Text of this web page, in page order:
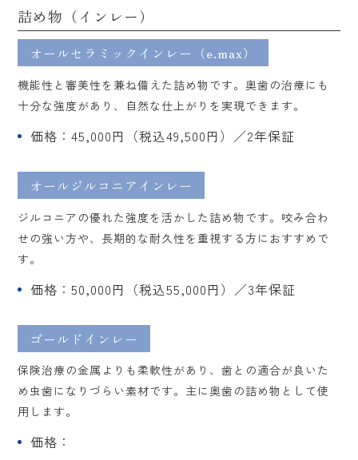
詰め物（インレー）
オールセラミックインレー（e.max）
機能性と審美性を兼ね備えた詰め物です。奥歯の治療にも
十分な強度があり、自然な仕上がりを実現できます。
価格：45,000円（税込49,500円）／2年保証
オールジルコニアインレー
ジルコニアの優れた強度を活かした詰め物です。咬み合わ
せの強い方や、長期的な耐久性を重視する方におすすめで
す。
価格：50,000円（税込55,000円）／3年保証
ゴールドインレー
保険治療の金属よりも柔軟性があり、歯との適合が良いた
め虫歯になりづらい素材です。主に奥歯の詰め物として使
用します。
価格：